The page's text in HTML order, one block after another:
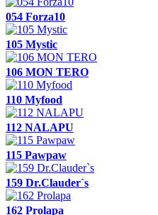
054 Forza10
105 Mystic
106 MON TERO
110 Myfood
112 NALAPU
115 Pawpaw
159 Dr.Clauder`s
162 Prolapa